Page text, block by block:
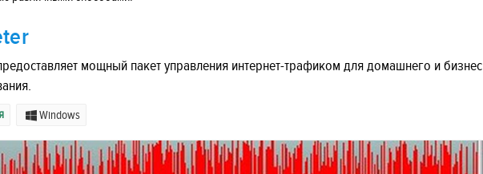
мощный пакет управления интернет-трафиком для домашнего и бизнес
Windows